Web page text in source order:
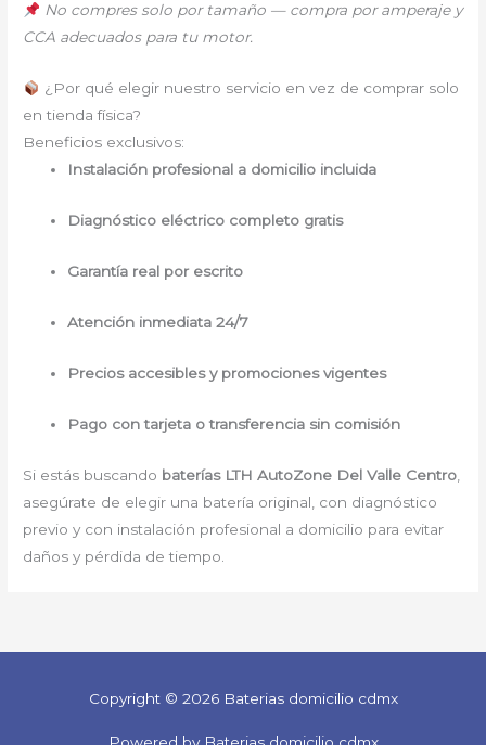
No compres solo por tamaño — compra por amperaje y
CCA adecuados para tu motor.
¿Por qué elegir nuestro servicio en vez de comprar solo
en tienda física?
Beneficios exclusivos:
Instalación profesional a domicilio incluida
Diagnóstico eléctrico completo gratis
Garantía real por escrito
Atención inmediata 24/7
Precios accesibles y promociones vigentes
Pago con tarjeta o transferencia sin comisión
Si estás buscando baterías LTH AutoZone Del Valle Centro
asegúrate de elegir una batería original, con diagnóstico
previo y con instalación profesional a domicilio para evitar
daños y pérdida de tiempo.
Copyright © 2026 Baterias domicilio cdmx
Powered by Baterias domicilio cdmx